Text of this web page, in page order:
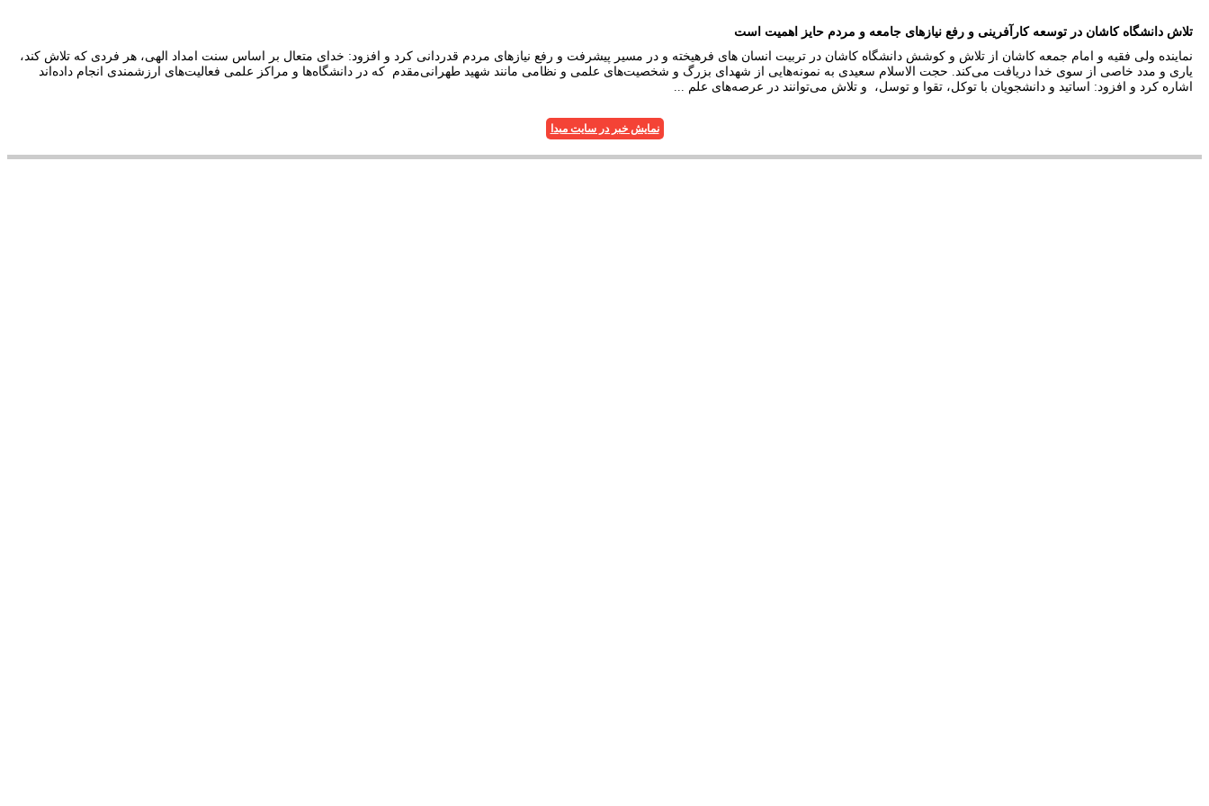
تلاش دانشگاه کاشان در توسعه کارآفرینی و رفع نیازهای جامعه و مردم حایز اهمیت است
نماینده ولی فقیه و امام جمعه کاشان از تلاش و کوشش دانشگاه کاشان در تربیت انسان های فرهیخته و در مسیر پیشرفت و رفع نیازهای مردم قدردانی کرد و افزود: خدای متعال بر اساس سنت امداد الهی، هر فردی که تلاش کند،
یاری و مدد خاصی از سوی خدا دریافت می‌کند. حجت الاسلام سعیدی به نمونه‌هایی از شهدای بزرگ و شخصیت‌های علمی و نظامی مانند شهید طهرانی‌مقدم که در دانشگاه‌ها و مراکز علمی فعالیت‌های ارزشمندی انجام داده‌اند
اشاره کرد و افزود: اساتید و دانشجویان با توکل، تقوا و توسل، و تلاش می‌توانند در عرصه‌های علم ...
نمایش خبر در سایت مبدا